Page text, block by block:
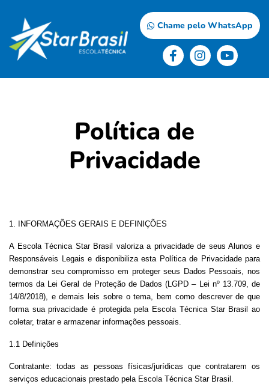
Chame pelo WhatsApp
Política de
Privacidade
1. INFORMAÇÕES GERAIS E DEFINIÇÕES
A Escola Técnica Star Brasil valoriza a privacidade de seus Alunos e
Responsáveis Legais e disponibiliza esta Política de Privacidade para
demonstrar seu compromisso em proteger seus Dados Pessoais, nos
termos da Lei Geral de Proteção de Dados (LGPD – Lei nº 13.709, de
14/8/2018), e demais leis sobre o tema, bem como descrever de que
forma sua privacidade é protegida pela Escola Técnica Star Brasil ao
coletar, tratar e armazenar informações pessoais.
1.1 Definições
Contratante: todas as pessoas físicas/jurídicas que contratarem os
serviços educacionais prestado pela Escola Técnica Star Brasil.